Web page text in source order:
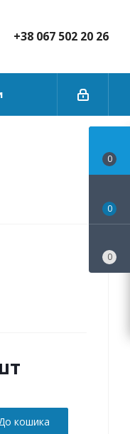
+38 067 502 20 26
кошика
0
0
0